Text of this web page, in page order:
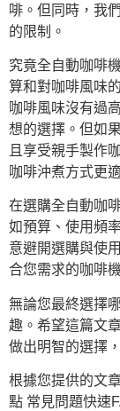
啡。但同時，我
的限制。
究竟全自動咖啡
算和對咖啡風味
咖啡風味沒有過
想的選擇。但如
且享受親手製作
咖啡沖煮方式更
在選購全自動咖
如預算、使用頻
意避開選購與使
合您需求的咖啡
無論您最終選擇
趣。希望這篇文
做出明智的選擇
根據您提供的文
點 常見問題快速